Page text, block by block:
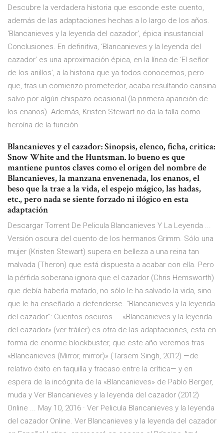
Descubre la verdadera historia que esconde este cuento,
además de las adaptaciones hechas a lo largo de los años.
'Blancanieves y la leyenda del cazador', épica insustancial
Conclusiones. En definitiva, ‘Blancanieves y la leyenda del
cazador’ es una aproximación épica, en la línea de ‘El señor
de los anillos’, a la historia que ya todos conocemos, pero
que, tras un comienzo prometedor, acaba resultando cansina
salvo por algún chispazo ocasional (la primera aparición de
los enanos). Además, Kristen Stewart no da la talla como
heroína de la función
Blancanieves y el cazador: Sinopsis, elenco, ficha, critica:
Snow White and the Huntsman. lo bueno es que
mantiene puntos claves como el origen del nombre de
Blancanieves, la manzana envenenada, los enanos, el
beso que la trae a la vida, el espejo mágico, las hadas,
etc., pero nada se siente forzado ni ilógico en esta
adaptación
Descargar Torrent De Pelicula Blancanieves Y La Leyenda ...
Versión oscura del cuento de los hermanos Grimm. Sólo una
mujer (Kristen Stewart) supera en belleza a una reina tan
malvada (Theron) que está dispuesta a acabar con ella. Pero
la pérfida soberana ignora que el cazador (Chris Hemsworth)
que debía haberla matado, no sólo le ha salvado la vida, sino
que le ha enseñado a defenderse. "Blancanieves y la leyenda
del cazador": Cuentos oscuros ... «Blancanieves y la leyenda
del cazador» (ver tráiler) es otra de las adaptaciones, esta en
forma de enorme blockbuster, que este año veremos tras
«Blancanieves (Mirror, mirror)» (Tarsem Singh, 2012) —de
relativo éxito en taquilla y fracaso entre la crítica— y en
espera de la incógnita de la «Blancanieves» de Pablo Berger,
muda y Ver Blancanieves y la leyenda del cazador (2012)
Online ... May 10, 2016 · Ver Pelicula Blancanieves y la leyenda
del cazador Online. Ver Blancanieves y la leyenda del cazador